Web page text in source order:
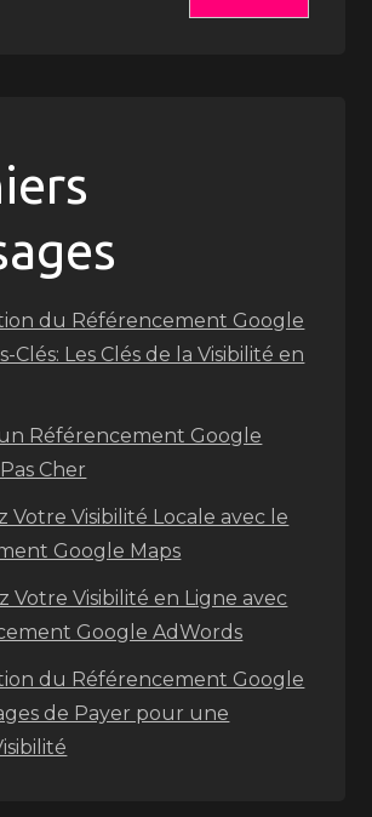
du Référencement Google
Clés: Les Clés de la Visibilité en
Référencement Google
Cher
Votre Visibilité Locale avec le
Google Maps
Votre Visibilité en Ligne avec
Google AdWords
du Référencement Google
de Payer pour une